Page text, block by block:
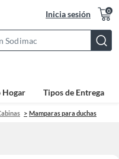
Inicia sesión 0
Bar
Hogar Tipos de Entrega
Mamparas para duchas